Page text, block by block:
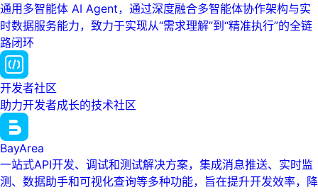
通用多智能体 AI Agent，通过深度融合多智能体协作架构与实
时数据服务能力，致力于实现从“需求理解”到“精准执行”的全链
路闭环
开发者社区
助力开发者成长的技术社区
BayArea
一站式API开发、调试和测试解决方案，集成消息推送、实时监
测、数据助手和可视化查询等多种功能，旨在提升开发效率，降